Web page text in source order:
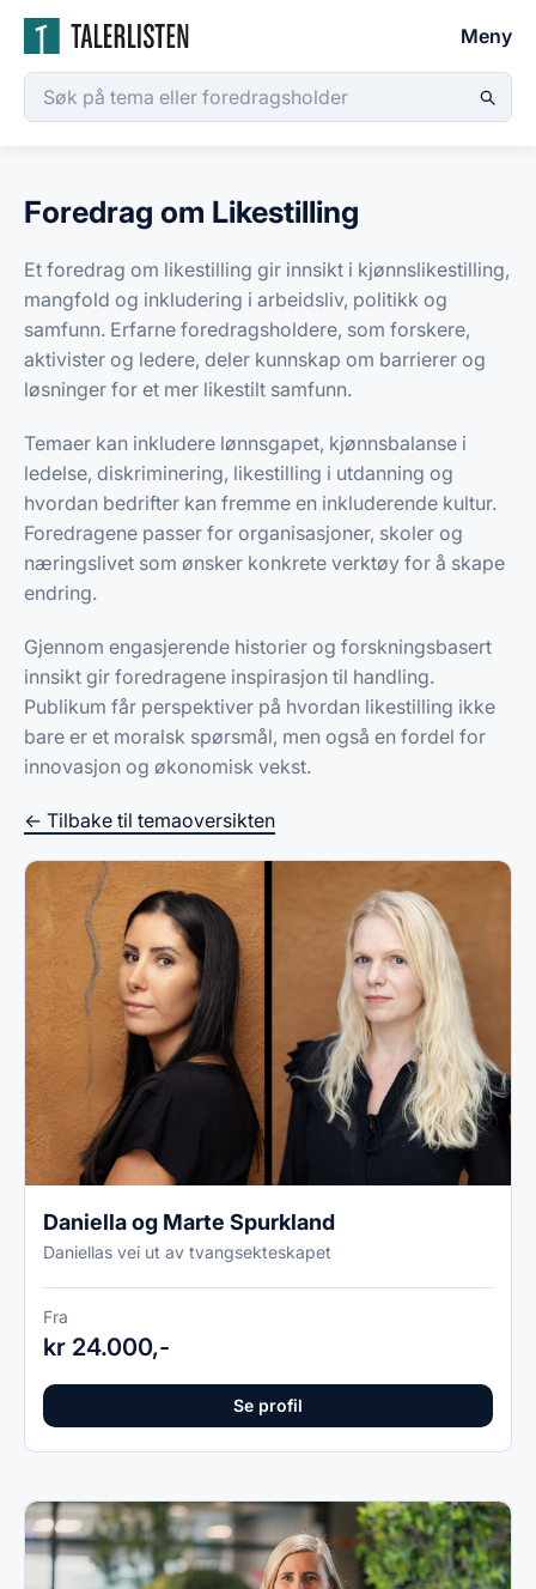
Meny
Foredrag om Likestilling
Et foredrag om likestilling gir innsikt i kjønnslikestilling,
mangfold og inkludering i arbeidsliv, politikk og
samfunn. Erfarne foredragsholdere, som forskere,
aktivister og ledere, deler kunnskap om barrierer og
løsninger for et mer likestilt samfunn.
Temaer kan inkludere lønnsgapet, kjønnsbalanse i
ledelse, diskriminering, likestilling i utdanning og
hvordan bedrifter kan fremme en inkluderende kultur.
Foredragene passer for organisasjoner, skoler og
næringslivet som ønsker konkrete verktøy for å skape
endring.
Gjennom engasjerende historier og forskningsbasert
innsikt gir foredragene inspirasjon til handling.
Publikum får perspektiver på hvordan likestilling ikke
bare er et moralsk spørsmål, men også en fordel for
innovasjon og økonomisk vekst.
← Tilbake til temaoversikten
Daniella og Marte Spurkland
Daniellas vei ut av tvangsekteskapet
Fra
kr 24.000,-
Se profil